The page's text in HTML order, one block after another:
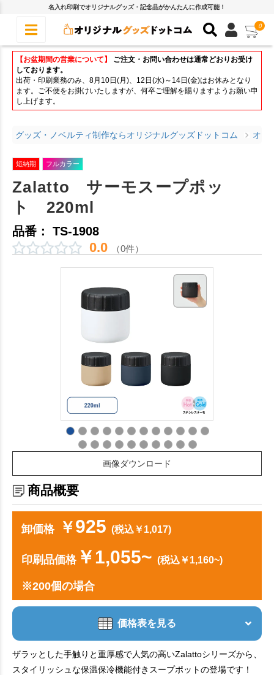
名入れ印刷でオリジナルグッズ・記念品がかんたんに作成可能！
0
【お盆期間の営業について】
ご注文・お問い合わせは通常どおりお受け
しております。
出荷・印刷業務のみ、8月10日(月)、12日(水)～14日(金)はお休みとなり
ます。ご不便をお掛けいたしますが、何卒ご理解を賜りますようお願い申
し上げます。
グッズ・ノベルティ制作ならオリジナルグッズドットコム オリ
短納期 フルカラー
Zalatto サーモスープポッ
ト 220ml
品番： TS-1908
0.0 （0件）
画像ダウンロード
商品概要
卸価格 ￥925 (税込￥1,017)
印刷品価格￥1,055~ (税込￥1,160~)
※200個の場合
価格表を見る
ザラッとした手触りと重厚感で人気の高いZalattoシリーズから、
スタイリッシュな保温保冷機能付きスープポットの登場です！